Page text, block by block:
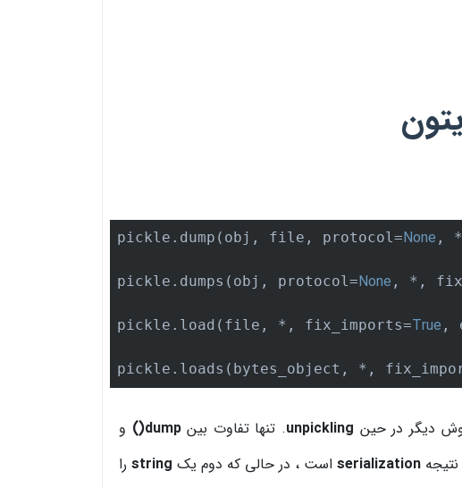
pickle.dump(obj, file, protocol=None ,
pickle.dumps(obj, protocol=None , *,
pickle.load(file, *, fix_imports=True ,
pickle.loads(bytes_object, *,
دیگر در حین unpickling. تنها تفاوت بینdump()
و
serializationاست ، در حالی که دوم یک stringرا